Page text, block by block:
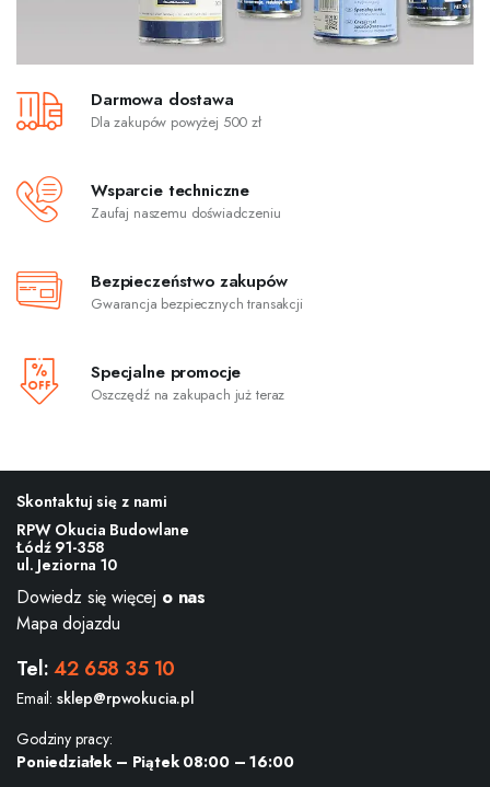
Darmowa dostawa
Dla zakupów powyżej 500 zł
Wsparcie techniczne
Zaufaj naszemu doświadczeniu
Bezpieczeństwo zakupów
Gwarancja bezpiecznych transakcji
Specjalne promocje
Oszczędź na zakupach już teraz
Skontaktuj się z nami
RPW Okucia Budowlane
Łódź 91-358
ul. Jeziorna 10
Dowiedz się więcej o nas
Mapa dojazdu
Tel:42 658 35 10
Email: sklep@rpwokucia.pl
Godziny pracy:
Poniedziałek – Piątek 08:00 – 16:00